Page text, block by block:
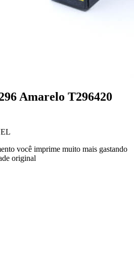
Amarelo T296420
você imprime muito mais gastando
original